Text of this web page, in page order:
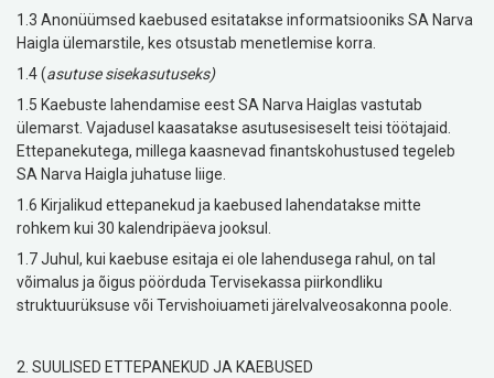
1.3 Anonüümsed kaebused esitatakse informatsiooniks SA Narva
Haigla ülemarstile, kes otsustab menetlemise korra.
1.4 (asutuse sisekasutuseks)
1.5 Kaebuste lahendamise eest SA Narva Haiglas vastutab
ülemarst. Vajadusel kaasatakse asutusesiseselt teisi töötajaid.
Ettepanekutega, millega kaasnevad finantskohustused tegeleb
SA Narva Haigla juhatuse liige.
1.6 Kirjalikud ettepanekud ja kaebused lahendatakse mitte
rohkem kui 30 kalendripäeva jooksul.
1.7 Juhul, kui kaebuse esitaja ei ole lahendusega rahul, on tal
võimalus ja õigus pöörduda Tervisekassa piirkondliku
struktuurüksuse või Tervishoiuameti järelvalveosakonna poole.
2. SUULISED ETTEPANEKUD JA KAEBUSED